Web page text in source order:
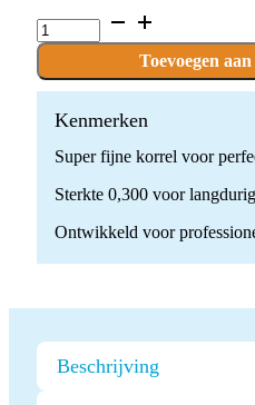
P.7002.220.UM_E
x
stuks
quantity
Toevoegen
Kenmerken
Super fijne korrel voor
Sterkte 0,300 voor
Ontwikkeld voor
Beschrijving